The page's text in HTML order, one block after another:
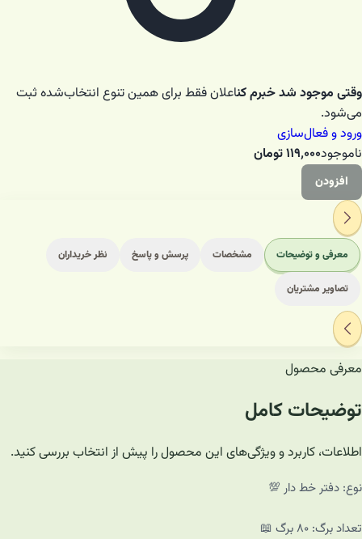
وقتی موجود شد خبرم کناعلان فقط برای همین تنوع انتخاب‌شده ثبت
می‌شود.
ورود و فعال‌سازی
ناموجود۱۱۹٬۰۰۰تومان
افزودن
معرفی و توضیحات مشخصات پرسش و پاسخ نظر خریداران
تصاویر مشتریان
معرفی محصول
توضیحات کامل
اطلاعات، کاربرد و ویژگی‌های این محصول را پیش از انتخاب بررسی کنید.
نوع: دفتر خط دار 💯
تعداد برگ: ۸۰ برگ‌ 📖